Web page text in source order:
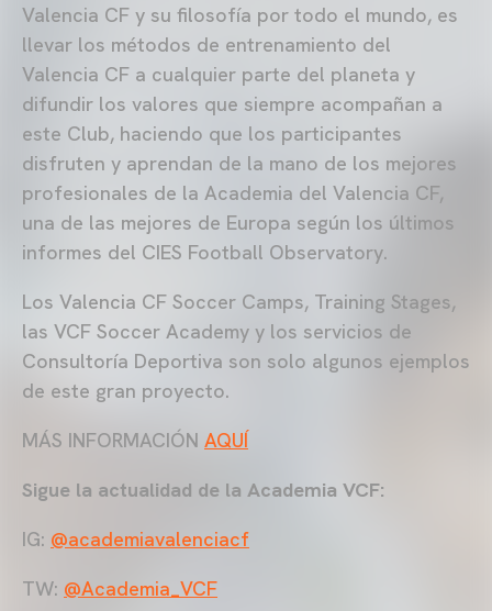
Valencia CF y su filosofía por todo el mundo, es
llevar los métodos de entrenamiento del
Valencia CF a cualquier parte del planeta y
difundir los valores que siempre acompañan a
este Club, haciendo que los participantes
disfruten y aprendan de la mano de los mejores
profesionales de la Academia del Valencia CF,
una de las mejores de Europa según los últimos
informes del CIES Football Observatory.
Los Valencia CF Soccer Camps, Training Stages,
las VCF Soccer Academy y los servicios de
Consultoría Deportiva son solo algunos ejemplos
de este gran proyecto.
MÁS INFORMACIÓN AQUÍ
Sigue la actualidad de la Academia VCF:
IG: @academiavalenciacf
TW: @Academia_VCF